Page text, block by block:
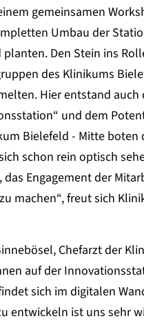
gemeinsamen
Umbau der
Den Stein ins
des Klinikums
Hier entstand
und dem
Bielefeld - Mitte
schon rein optisch
Engagement der
machen“, freut sich
Chefarzt der
auf der
sich im digitalen
entwickeln ist uns sehr